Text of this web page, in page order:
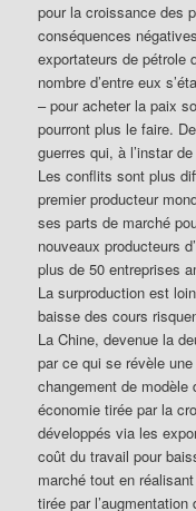
pour la croissance des
conséquences
exportateurs de pétrole
nombre d’entre eux
– pour acheter la paix
pourront plus le faire.
guerres qui, à l’instar
Les conflits sont plus
premier producteur
ses parts de marché
nouveaux producteurs
plus de 50 entreprises
La surproduction est
baisse des cours
La Chine, devenue la
par ce qui se révèle
changement de modèle
économie tirée par la
développés via les
coût du travail pour
marché tout en
tirée par